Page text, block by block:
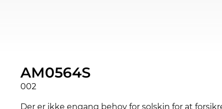
AM0564S
002
Der er ikke engang behov for solskin for at